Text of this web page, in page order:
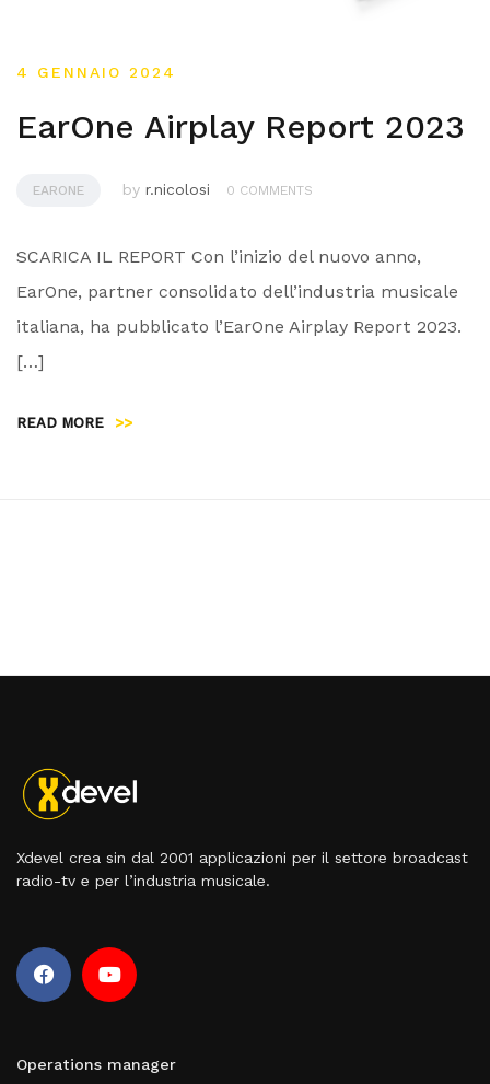
4 GENNAIO 2024
EarOne Airplay Report 2023
EARONE by r.nicolosi 0 COMMENTS
SCARICA IL REPORT Con l’inizio del nuovo anno,
EarOne, partner consolidato dell’industria musicale
italiana, ha pubblicato l’EarOne Airplay Report 2023.
[…]
READ MORE >>
Xdevel crea sin dal 2001 applicazioni per il settore broadcast
radio-tv e per l’industria musicale.
Operations manager